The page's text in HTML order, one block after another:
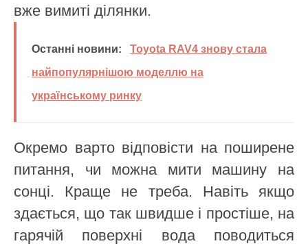
вже вимиті ділянки.
Останні новини:
Toyota RAV4 знову стала
найпопулярнішою моделлю на
українському ринку
Окремо варто відповісти на поширене
питання, чи можна мити машину на
сонці. Краще не треба. Навіть якщо
здається, що так швидше і простіше, на
гарячій поверхні вода поводиться